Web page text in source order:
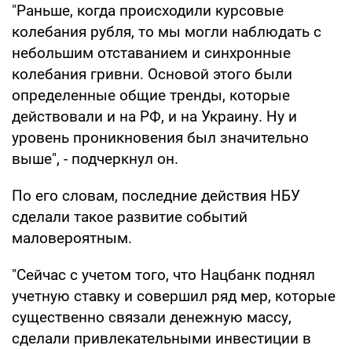
"Раньше, когда происходили курсовые
колебания рубля, то мы могли наблюдать с
небольшим отставанием и синхронные
колебания гривни. Основой этого были
определенные общие тренды, которые
действовали и на РФ, и на Украину. Ну и
уровень проникновения был значительно
выше", - подчеркнул он.
По его словам, последние действия НБУ
сделали такое развитие событий
маловероятным.
"Сейчас с учетом того, что Нацбанк поднял
учетную ставку и совершил ряд мер, которые
существенно связали денежную массу,
сделали привлекательными инвестиции в